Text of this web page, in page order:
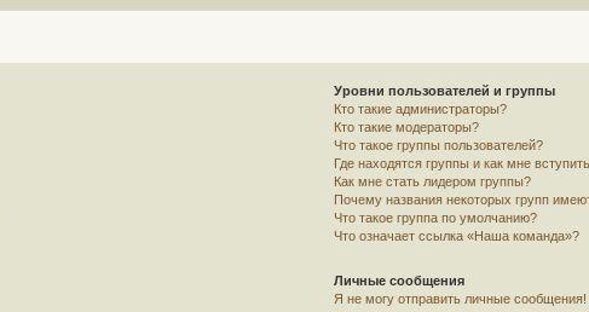
Уровни пользователей и группы
Кто такие администраторы?
Кто такие модераторы?
Что такое группы пользователей?
Где находятся группы и как мне
Как мне стать лидером группы?
Почему названия некоторых групп
Что такое группа по умолчанию?
Что означает ссылка «Наша команда»?
Личные сообщения
Я не могу отправить личные сообщения!